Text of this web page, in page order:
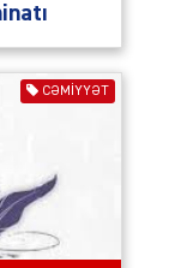
CƏMIYYƏT